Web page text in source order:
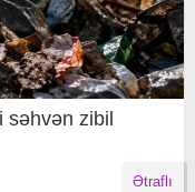
səhvən zibil
Ətraflı